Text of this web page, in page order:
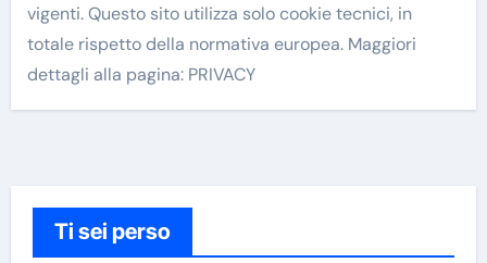
vigenti. Questo sito utilizza solo cookie tecnici, in
totale rispetto della normativa europea. Maggiori
dettagli alla pagina: PRIVACY
Ti sei perso